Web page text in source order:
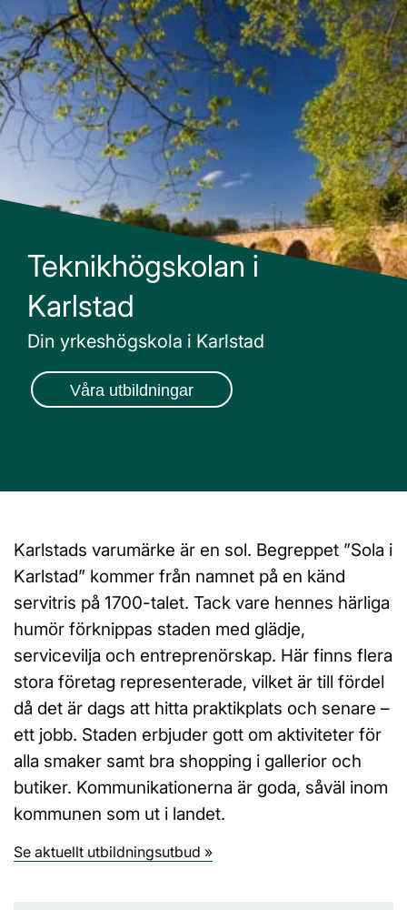
Main Navigation
Teknikhögskolan i
Karlstad
Din yrkeshögskola i Karlstad
Våra utbildningar
Karlstads varumärke är en sol. Begreppet ”Sola i
Karlstad” kommer från namnet på en känd
servitris på 1700-talet. Tack vare hennes härliga
humör förknippas staden med glädje,
servicevilja och entreprenörskap. Här finns flera
stora företag representerade, vilket är till fördel
då det är dags att hitta praktikplats och senare –
ett jobb. Staden erbjuder gott om aktiviteter för
alla smaker samt bra shopping i gallerior och
butiker. Kommunikationerna är goda, såväl inom
kommunen som ut i landet.
Se aktuellt utbildningsutbud »